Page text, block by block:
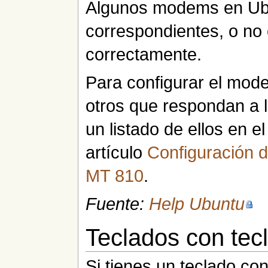
Algunos modems en
correspondientes, o
correctamente.
Para configurar el
otros que respondan a
un listado de ellos en
artículo Configuración
MT 810.
Fuente: Help Ubuntu
Teclados con